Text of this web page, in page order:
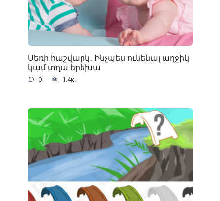
Սեռի հաշվարկ․ Ինչպես ունենալ աղջիկ
կամ տղա երեխա
0 1.4к.